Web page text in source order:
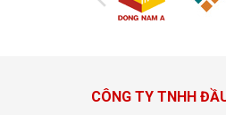
CÔNG TY TNHH